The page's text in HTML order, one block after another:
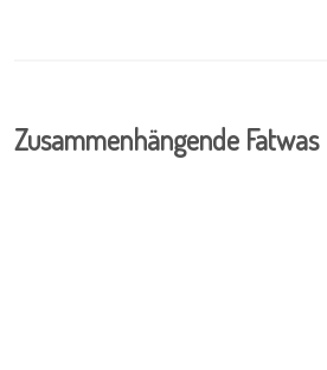
Zusammenhängende Fatwas